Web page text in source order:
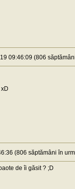
09:46:09 (806
(806 săptămâni în
de îi găsit ? ;D